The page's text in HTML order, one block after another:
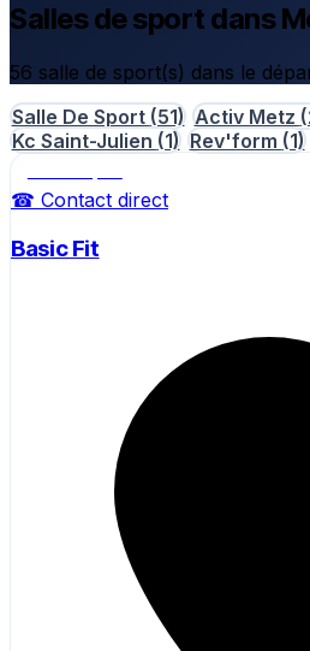
Salles de sport dans
56 salle de sport(s) dans le
Salle De Sport (51) Activ Metz
Kc Saint-Julien (1) Rev'form (1)
☎ Contact direct
Basic Fit